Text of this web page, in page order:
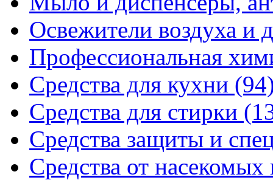
Освежители воздуха и
Профессиональная
Средства для кухни
Средства для стирки
Средства защиты и
Средства от